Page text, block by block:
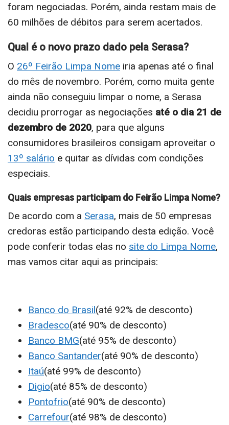
foram negociadas. Porém, ainda restam mais de
60 milhões de débitos para serem acertados.
Qual é o novo prazo dado pela Serasa?
O 26º Feirão Limpa Nome iria apenas até o final
do mês de novembro. Porém, como muita gente
ainda não conseguiu limpar o nome, a Serasa
decidiu prorrogar as negociações até o dia 21 de
dezembro de 2020, para que alguns
consumidores brasileiros consigam aproveitar o
13º salário e quitar as dívidas com condições
especiais.
Quais empresas participam do Feirão Limpa Nome?
De acordo com a Serasa, mais de 50 empresas
credoras estão participando desta edição. Você
pode conferir todas elas no site do Limpa Nome,
mas vamos citar aqui as principais:
Banco do Brasil(até 92% de desconto)
Bradesco(até 90% de desconto)
Banco BMG(até 95% de desconto)
Banco Santander(até 90% de desconto)
Itaú(até 99% de desconto)
Digio(até 85% de desconto)
Pontofrio(até 90% de desconto)
Carrefour(até 98% de desconto)